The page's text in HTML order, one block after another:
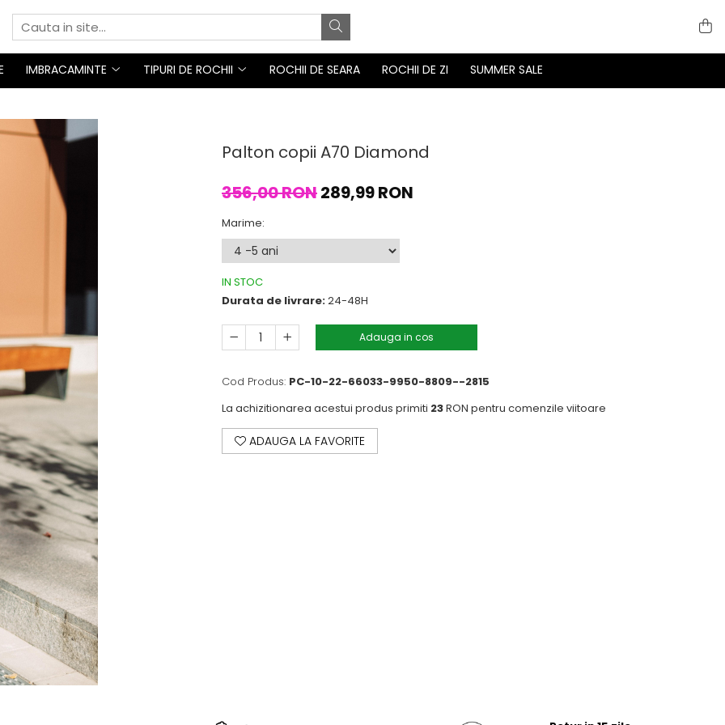
IMBRACAMINTE TIPURI DE ROCHII ROCHII DE SEARA ROCHII DE ZI SUMMER SALE
Palton copii A70 Diamond
356,00 RON289,99 RON
Marime:
IN STOC
Durata de livrare:24-48H
Adauga in cos
Cod Produs: PC-10-22-66033-9950-8809--2815
La achizitionarea acestui produs primiti 23RON pentru comenzile viitoare
ADAUGA LA FAVORITE